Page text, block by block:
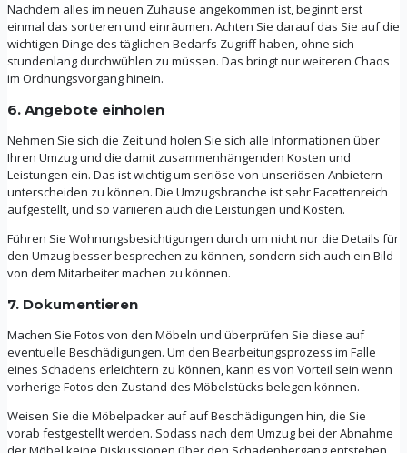
Nachdem alles im neuen Zuhause angekommen ist, beginnt erst
einmal das sortieren und einräumen. Achten Sie darauf das Sie auf die
wichtigen Dinge des täglichen Bedarfs Zugriff haben, ohne sich
stundenlang durchwühlen zu müssen. Das bringt nur weiteren Chaos
im Ordnungsvorgang hinein.
6. Angebote einholen
Nehmen Sie sich die Zeit und holen Sie sich alle Informationen über
Ihren Umzug und die damit zusammenhängenden Kosten und
Leistungen ein. Das ist wichtig um seriöse von unseriösen Anbietern
unterscheiden zu können. Die Umzugsbranche ist sehr Facettenreich
aufgestellt, und so variieren auch die Leistungen und Kosten.
Führen Sie Wohnungsbesichtigungen durch um nicht nur die Details für
den Umzug besser besprechen zu können, sondern sich auch ein Bild
von dem Mitarbeiter machen zu können.
7. Dokumentieren
Machen Sie Fotos von den Möbeln und überprüfen Sie diese auf
eventuelle Beschädigungen. Um den Bearbeitungsprozess im Falle
eines Schadens erleichtern zu können, kann es von Vorteil sein wenn
vorherige Fotos den Zustand des Möbelstücks belegen können.
Weisen Sie die Möbelpacker auf auf Beschädigungen hin, die Sie
vorab festgestellt werden. Sodass nach dem Umzug bei der Abnahme